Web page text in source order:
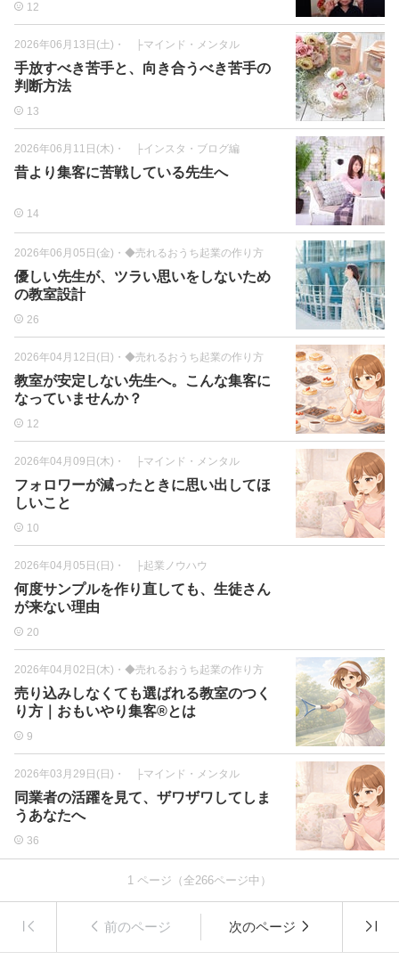
12
2026年06月13日(土) ・ ├マインド・メンタル
手放すべき苦手と、向き合うべき苦手の
判断方法
13
2026年06月11日(木) ・ ├インスタ・ブログ編
昔より集客に苦戦している先生へ
14
2026年06月05日(金) ・ ◆売れるおうち起業の作り方
優しい先生が、ツラい思いをしないため
の教室設計
26
2026年04月12日(日) ・ ◆売れるおうち起業の作り方
教室が安定しない先生へ。こんな集客に
なっていませんか？
12
2026年04月09日(木) ・ ├マインド・メンタル
フォロワーが減ったときに思い出してほ
しいこと
10
2026年04月05日(日) ・ ├起業ノウハウ
何度サンプルを作り直しても、生徒さん
が来ない理由
20
2026年04月02日(木) ・ ◆売れるおうち起業の作り方
売り込みしなくても選ばれる教室のつく
り方｜おもいやり集客®とは
9
2026年03月29日(日) ・ ├マインド・メンタル
同業者の活躍を見て、ザワザワしてしま
うあなたへ
36
1 ページ（全266ページ中）
前のページ 次のページ